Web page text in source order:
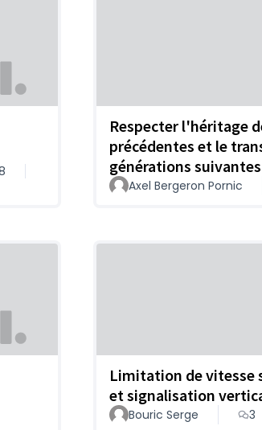
Respecter l'héritage
précédentes et le
générations
Axel Bergeron Pornic
Limitation de vitesse
et signalisation
Bouric Serge 3